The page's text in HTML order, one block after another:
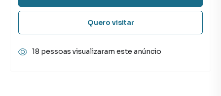
Quero visitar
18 pessoas visualizaram este anúncio